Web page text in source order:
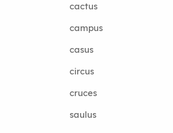
cactus
campus
casus
circus
cruces
saulus